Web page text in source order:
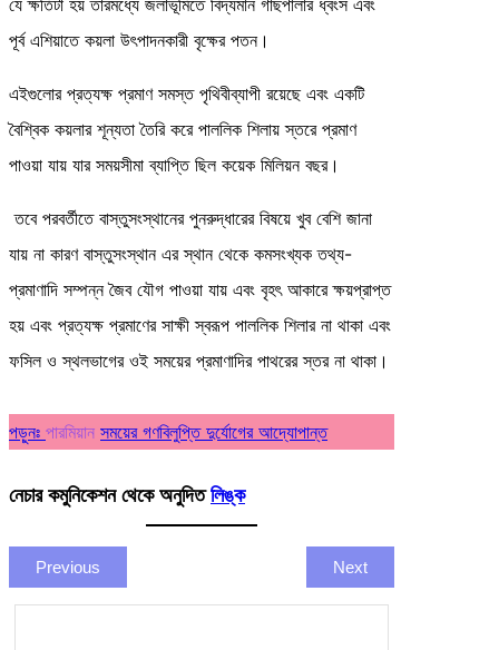
যে ক্ষতিটা হয় তারমধ্যে জলাভূমিতে বিদ্যমান গাছপালার ধ্বংস এবং
পূর্ব এশিয়াতে কয়লা উৎপাদনকারী বৃক্ষের পতন।
এইগুলোর প্রত্যক্ষ প্রমাণ সমস্ত পৃথিবীব্যাপী রয়েছে এবং একটি
বৈশ্বিক কয়লার শূন্যতা তৈরি করে পাললিক শিলায় স্তরে প্রমাণ
পাওয়া যায় যার সময়সীমা ব্যাপ্তি ছিল কয়েক মিলিয়ন বছর।
তবে পরবর্তীতে বাস্তুসংস্থানের পুনরুদ্ধারের বিষয়ে খুব বেশি জানা
যায় না কারণ বাস্তুসংস্থান এর স্থান থেকে কমসংখ্যক তথ্য-
প্রমাণাদি সম্পন্ন জৈব যৌগ পাওয়া যায় এবং বৃহৎ আকারে ক্ষয়প্রাপ্ত
হয় এবং প্রত্যক্ষ প্রমাণের সাক্ষী স্বরূপ পাললিক শিলার না থাকা এবং
ফসিল ও স্থলভাগের ওই সময়ের প্রমাণাদির পাথরের স্তর না থাকা।
পড়ুনঃ পারমিয়ান সময়ের গণবিলুপ্তি দুর্যোগের আদ্যোপান্ত
নেচার কমুনিকেশন থেকে অনুদিতলিঙ্ক
Previous Next